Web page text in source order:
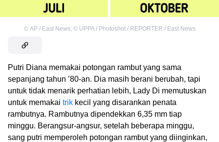
© AP / East News, © UPPA / Photoshot / REPORTER / East News
Putri Diana memakai potongan rambut yang sama
sepanjang tahun ’80-an. Dia masih berani berubah, tapi
untuk tidak menarik perhatian lebih, Lady Di memutuskan
untuk memakai trik kecil yang disarankan penata
rambutnya. Rambutnya dipendekkan 6,35 mm tiap
minggu. Berangsur-angsur, setelah beberapa minggu,
sang putri memperoleh potongan rambut yang diinginkan,